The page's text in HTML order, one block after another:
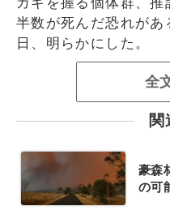
半数が死んだ恐れが
日、明らかにした。
全
関
豪森
の可